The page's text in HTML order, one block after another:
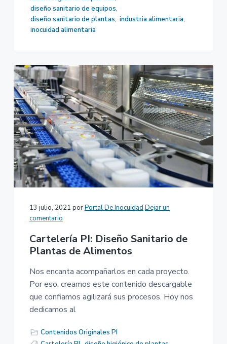
diseño sanitario de equipos,
diseño sanitario de plantas, industria alimentaria,
inocuidad alimentaria
13 julio, 2021 porPortal De Inocuidad Dejar un
comentario
Cartelería PI: Diseño Sanitario de
Plantas de Alimentos
Nos encanta acompañarlos en cada proyecto.
Por eso, creamos este contenido descargable
que confiamos agilizará sus procesos. Hoy nos
dedicamos al
Contenidos Originales PI